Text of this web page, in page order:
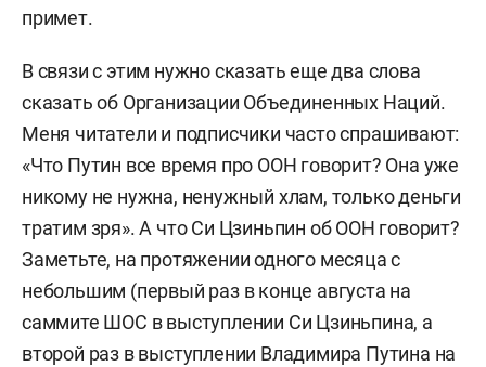
примет.
В связи с этим нужно сказать еще два слова
сказать об Организации Объединенных Наций.
Меня читатели и подписчики часто спрашивают:
«Что Путин все время про ООН говорит? Она уже
никому не нужна, ненужный хлам, только деньги
тратим зря». А что Си Цзиньпин об ООН говорит?
Заметьте, на протяжении одного месяца с
небольшим (первый раз в конце августа на
саммите ШОС в выступлении Си Цзиньпина, а
второй раз в выступлении Владимира Путина на